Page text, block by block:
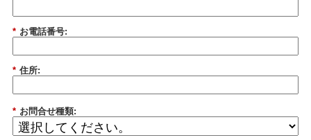
* お電話番号:
* 住所:
* お問合せ種類: